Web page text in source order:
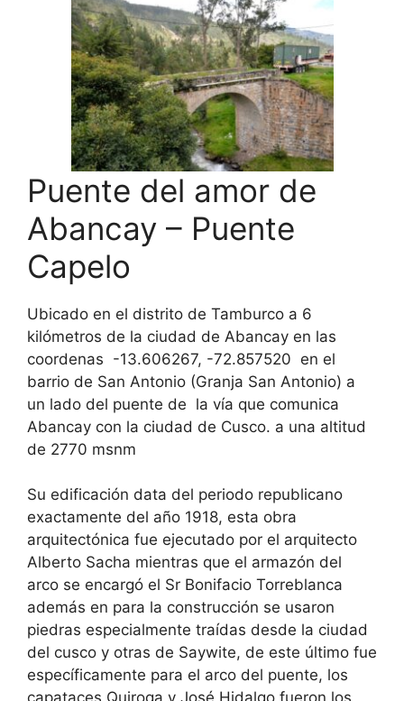
Puente del amor de
Abancay – Puente
Capelo
Ubicado en el distrito de Tamburco a 6
kilómetros de la ciudad de Abancay en las
coordenas -13.606267, -72.857520 en el
barrio de San Antonio (Granja San Antonio) a
un lado del puente de la vía que comunica
Abancay con la ciudad de Cusco. a una altitud
de 2770 msnm
Su edificación data del periodo republicano
exactamente del año 1918, esta obra
arquitectónica fue ejecutado por el arquitecto
Alberto Sacha mientras que el armazón del
arco se encargó el Sr Bonifacio Torreblanca
además en para la construcción se usaron
piedras especialmente traídas desde la ciudad
del cusco y otras de Saywite, de este último fue
específicamente para el arco del puente, los
capataces Quiroga y José Hidalgo fueron los